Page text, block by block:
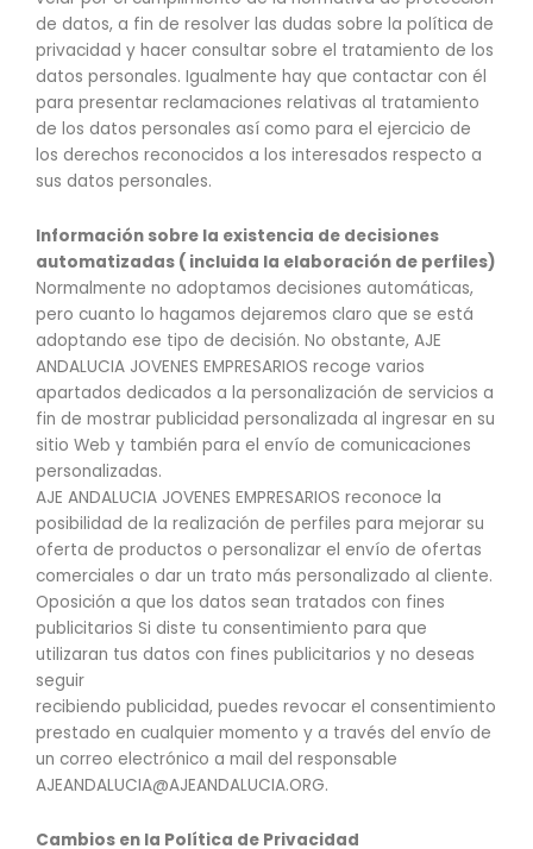
de datos, a fin de resolver las dudas sobre la política de
privacidad y hacer consultar sobre el tratamiento de los
datos personales. Igualmente hay que contactar con él
para presentar reclamaciones relativas al tratamiento
de los datos personales así como para el ejercicio de
los derechos reconocidos a los interesados respecto a
sus datos personales.
Información sobre la existencia de decisiones
automatizadas ( incluida la elaboración de perfiles)
Normalmente no adoptamos decisiones automáticas,
pero cuanto lo hagamos dejaremos claro que se está
adoptando ese tipo de decisión. No obstante, AJE
ANDALUCIA JOVENES EMPRESARIOS recoge varios
apartados dedicados a la personalización de servicios a
fin de mostrar publicidad personalizada al ingresar en su
sitio Web y también para el envío de comunicaciones
personalizadas.
AJE ANDALUCIA JOVENES EMPRESARIOS reconoce la
posibilidad de la realización de perfiles para mejorar su
oferta de productos o personalizar el envío de ofertas
comerciales o dar un trato más personalizado al cliente.
Oposición a que los datos sean tratados con fines
publicitarios Si diste tu consentimiento para que
utilizaran tus datos con fines publicitarios y no deseas
seguir
recibiendo publicidad, puedes revocar el consentimiento
prestado en cualquier momento y a través del envío de
un correo electrónico a mail del responsable
AJEANDALUCIA@AJEANDALUCIA.ORG.
Cambios en la Política de Privacidad